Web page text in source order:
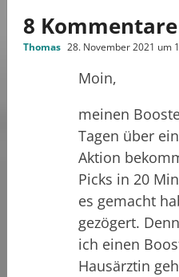
8 Kommentare
Thomas 28. November 2021 um
Moin,
meinen
Tagen über
Aktion
Picks in 20
es gemacht
gezögert.
ich einen
Hausärztin